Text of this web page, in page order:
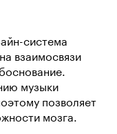
система
взаимосвязи
музыки
позволяет
мозга.